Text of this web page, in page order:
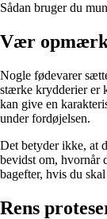
Sådan bruger du
Vær
Nogle fødevarer
stærke krydderier er
kan give en
under fordøjelsen.
Det betyder ikke, at
bevidst om, hvornår
bagefter, hvis du
Rens